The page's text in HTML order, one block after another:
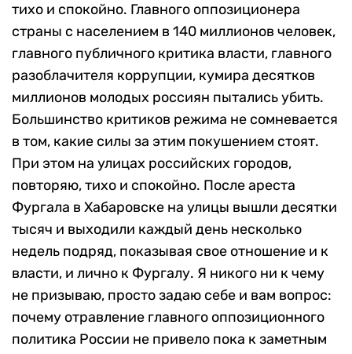
тихо и спокойно. Главного оппозиционера
страны с населением в 140 миллионов человек,
главного публичного критика власти, главного
разоблачителя коррупции, кумира десятков
миллионов молодых россиян пытались убить.
Большинство критиков режима не сомневается
в том, какие силы за этим покушением стоят.
При этом на улицах российских городов,
повторяю, тихо и спокойно. После ареста
Фургала в Хабаровске на улицы вышли десятки
тысяч и выходили каждый день несколько
недель подряд, показывая свое отношение и к
власти, и лично к Фургалу. Я никого ни к чему
не призываю, просто задаю себе и вам вопрос:
почему отравление главного оппозиционного
политика России не привело пока к заметным